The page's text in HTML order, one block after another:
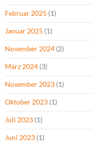
Februar 2025 (1)
Januar 2025 (1)
November 2024 (2)
März 2024 (3)
November 2023 (1)
Oktober 2023 (1)
Juli 2023 (1)
Juni 2023 (1)